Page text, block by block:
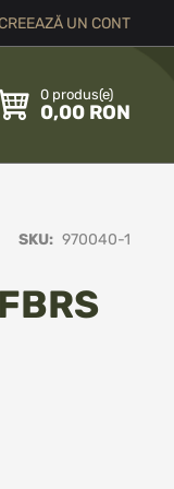
CREEAZĂ UN CONT
0 produs(e)
0,00 RON
SKU 970040-1